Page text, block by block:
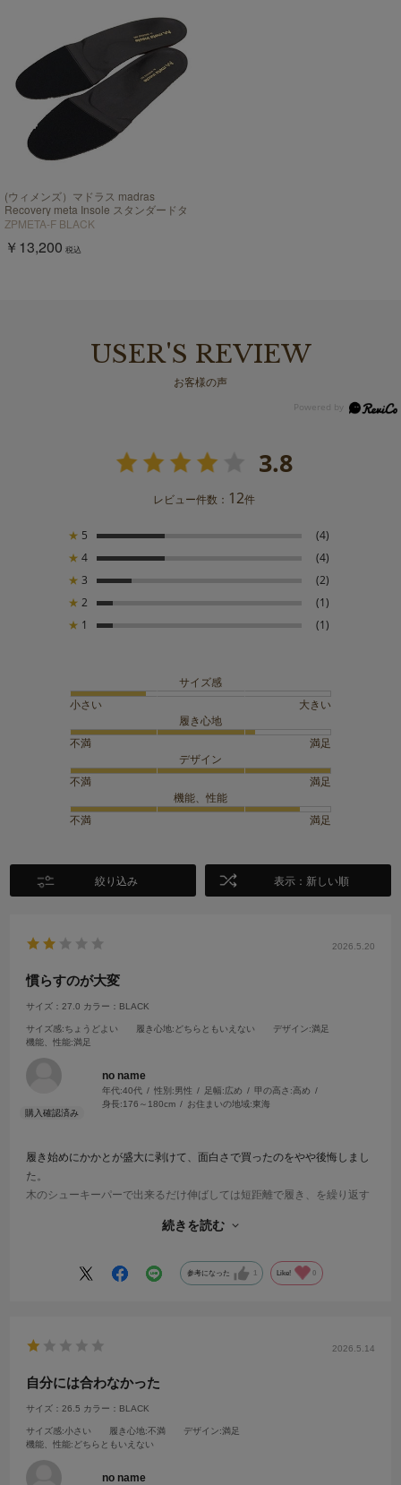
(ウィメンズ）マドラス madras
Recovery meta Insole スタンダードタ
イプ "歩行の質を上げる”【返品不可商
ZPMETA-F BLACK
￥13,200 税込
USER'S REVIEW
お客様の声
3.8
レビュー件数： 12件
★ 5
(4)
★ 4
(4)
★ 3
(2)
★ 2
(1)
★ 1 (1)
サイズ感
小さい
大きい
履き心地
不満
満足
デザイン
不満
満足
機能、性能
不満
満足
絞り込み 表示：新しい順
2026.5.20
慣らすのが大変
サイズ：27.0 カラー：BLACK
サイズ感:ちょうどよい 履き心地:どちらともいえない デザイン:満足
機能、性能:満足
no name
年代:40代 性別:男性 足幅:広め 甲の高さ:高め
身長:176～180cm お住まいの地域:東海
履き始めにかかとが盛大に剥けて、面白さで買ったのをやや後悔しまし
た。
木のシューキーパーで出来るだけ伸ばしては短距離で履き、を繰り返す
続きを読む
参考になった Like! 0
2026.5.14
自分には合わなかった
サイズ：26.5 カラー：BLACK
サイズ感:小さい 履き心地:不満 デザイン:満足
機能、性能:どちらともいえない
no name